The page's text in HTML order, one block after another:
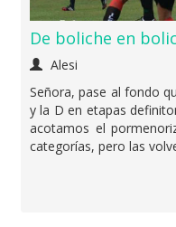
De boliche en
Alesi
Señora, pase al fondo
y la D en etapas
acotamos el
categorías, pero las